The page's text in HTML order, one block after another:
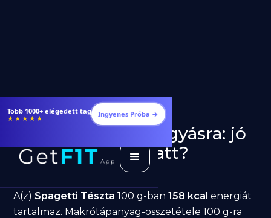
Étrendek, receptek és edzéstervek
★★★★★ Ingyenes Próba →
Spagetti Tészta fogyásra: jó
választás diéta alatt?
A(z) Spagetti Tészta 100 g-ban158 kcal energiát
tartalmaz. Makrótápanyag-összetétele 100 g-ra